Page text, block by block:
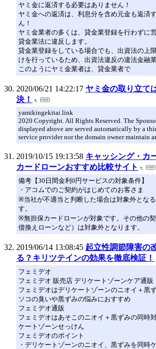
ヤミ金に返済する必要はありません！
ヤミ金への返済は、利息分を含め元金も返済
ん！
ヤミ金業者の多くは、貸金業登録を行わずに
貸金業法に違反します。
貸金業登録をしている場合でも、出資法の上
けを行っているため、出資法違反の違法金融業
このようにヤミ金業者は、貸金業者で
2020/06/21 14:22:17 ヤミ金の取り立て
決！
yamikingekitai.link
2020 Copyright. All Rights Reserved. The
displayed above are served automatically by a
service provider nor the domain owner maintain
2019/10/15 19:13:58 キャッシング・カ
カードローンおすすめ比較サイト
備考【30日間金利0円サービスの対象条件】
・アコムでのご契約がはじめてのお客さま
※当社が不適当と判断した場合は対象外とな
す。
※無担保カードローンが対象です。その他の契
借換えローンなど）は対象外となります。
2019/06/14 13:08:45 起立性調節障害の
る？キリツテインの効果を徹底検証！
フェミデオ
フェミデオ 販売店 デリケートゾーンケア通販
フェミデオはデリケートゾーンのニオイ＋黒
ソコの臭いや黒ずみの悩みにおすすめ
フェミデオ通販
フェミデオはあそこのニオイ＋黒ずみの同時
ケートゾーンせっけん
フェミデオのポイント
・デリケートゾーンのニオイ、黒ずみを同時